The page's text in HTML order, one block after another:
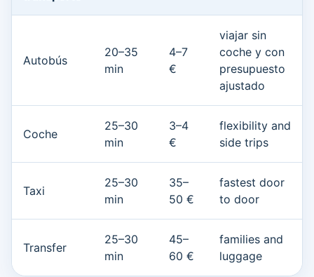
Autobús
20–35
min
4–7
€
viajar sin
coche y con
presupuesto
ajustado
Coche
25–30
min
3–4
€
flexibility and
side trips
Taxi
25–30
min
35–
50 €
fastest door
to door
Transfer
25–30
min
45–
60 €
families and
luggage